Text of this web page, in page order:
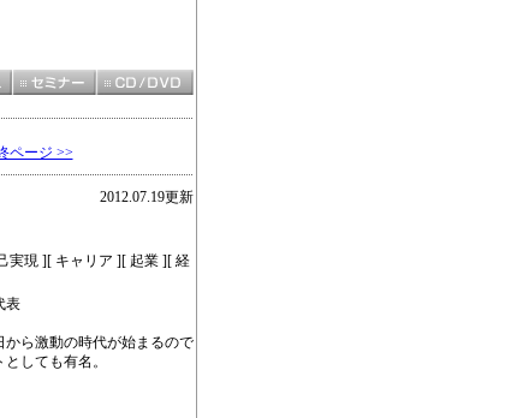
ページ >>
2012.07.19更新
実現 ][ キャリア ][ 起業 ][ 経
表
から激動の時代が始まるので
しても有名。